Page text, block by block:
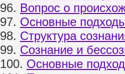
96. Вопрос о
97. Основные
98. Структура
99. Сознание и
100. Основные